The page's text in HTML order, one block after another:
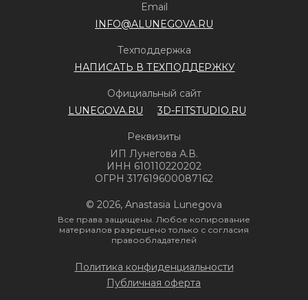
Email
INFO@ALUNEGOVA.RU
Реквизиты
ИП Лунегова А.В.
ИНН 610110220202
ОГРН 317619600087162
Техподдержка
НАПИСАТЬ В ТЕХПОДДЕРЖКУ
Официальный сайт
LUNEGOVA.RU
3D-FITSTUDIO.RU
© 2026, Anastasia Lunegova
Публичная оферта
Политика конфиденциальности
Все права защищены. Любое копирование
материалов разрешено только с согласия
правообладателей